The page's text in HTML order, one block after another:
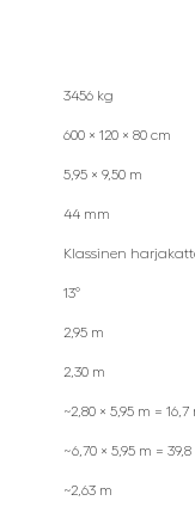
3456 kg
600 × 120 × 80 cm
5,95 × 9,50 m
44 mm
Klassinen
13°
2,95 m
2,30 m
~2,80 × 5,95 m = 16,7
~6,70 × 5,95 m = 39,8
~2,63 m